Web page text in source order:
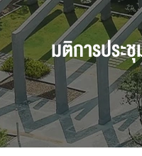
มติการประ